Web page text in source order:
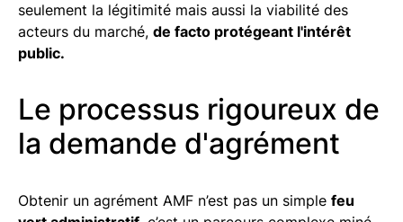
seulement la légitimité mais aussi la viabilité des
acteurs du marché, de facto protégeant l'intérêt
public.
Le processus rigoureux de
la demande d'agrément
Obtenir un agrément AMF n’est pas un simple feu